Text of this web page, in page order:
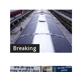
Breaking